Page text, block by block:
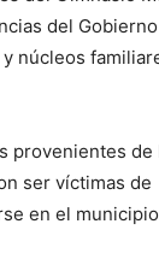
del
núcleos
provenientes de
ser víctimas de
en el